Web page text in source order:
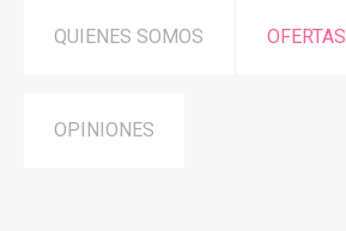
QUIENES SOMOS OFERTAS
OPINIONES